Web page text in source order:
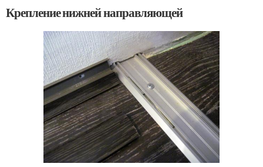
Крепление нижней направляющей